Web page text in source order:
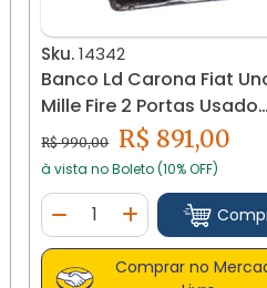
Sku.14342
Banco Ld Carona Fiat
Mille Fire 2 Portas Usado
14342
R$ 990,00 R$ 891,00
à vista no Boleto (10% OFF)
Diminuir Quantidade
Quantidade
Adicionar
Comprar no